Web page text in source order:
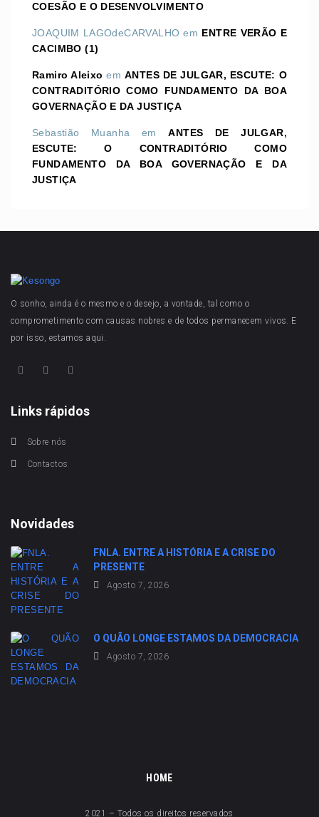
COESÃO E O DESENVOLVIMENTO
JOAQUIM LAGOdeCARVALHO em ENTRE VERÃO E
CACIMBO (1)
Ramiro Aleixo emANTES DE JULGAR, ESCUTE: O
CONTRADITÓRIO COMO FUNDAMENTO DA BOA
GOVERNAÇÃO E DA JUSTIÇA
Sebastião Muanha emANTES DE JULGAR,
ESCUTE: O CONTRADITÓRIO COMO
FUNDAMENTO DA BOA GOVERNAÇÃO E DA
JUSTIÇA
O sonho, ainda é o mesmo e o desejo, a vontade, tal como o
comprometimento com causas nobres e de todos permanecem vivos. E
por isso, estamos aqui.
Links rápidos
Sobre nós
Contactos
Novidades
FNLA. ENTRE A HISTÓRIA E A CRISE DO
PRESENTE
Agosto 7, 2026
O QUÃO LONGE ESTAMOS DA DEMOCRACIA
Agosto 7, 2026
HOME
2021 – Todos os direitos reservados